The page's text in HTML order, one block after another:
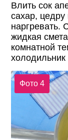
Влить сок
сахар,
наргревать.
жидкая
комнатной
холодильник
Фото 4